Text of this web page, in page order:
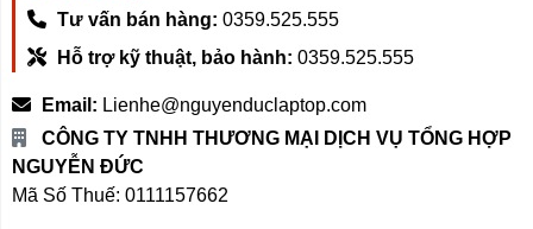
Tư vấn bán hàng: 0359.525.555
Hỗ trợ kỹ thuật, bảo hành: 0359.525.555
Email: Lienhe@nguyenduclaptop.com
CÔNG TY TNHH THƯƠNG MẠI DỊCH VỤ TỔNG HỢP
NGUYỄN ĐỨC
Mã Số Thuế: 0111157662